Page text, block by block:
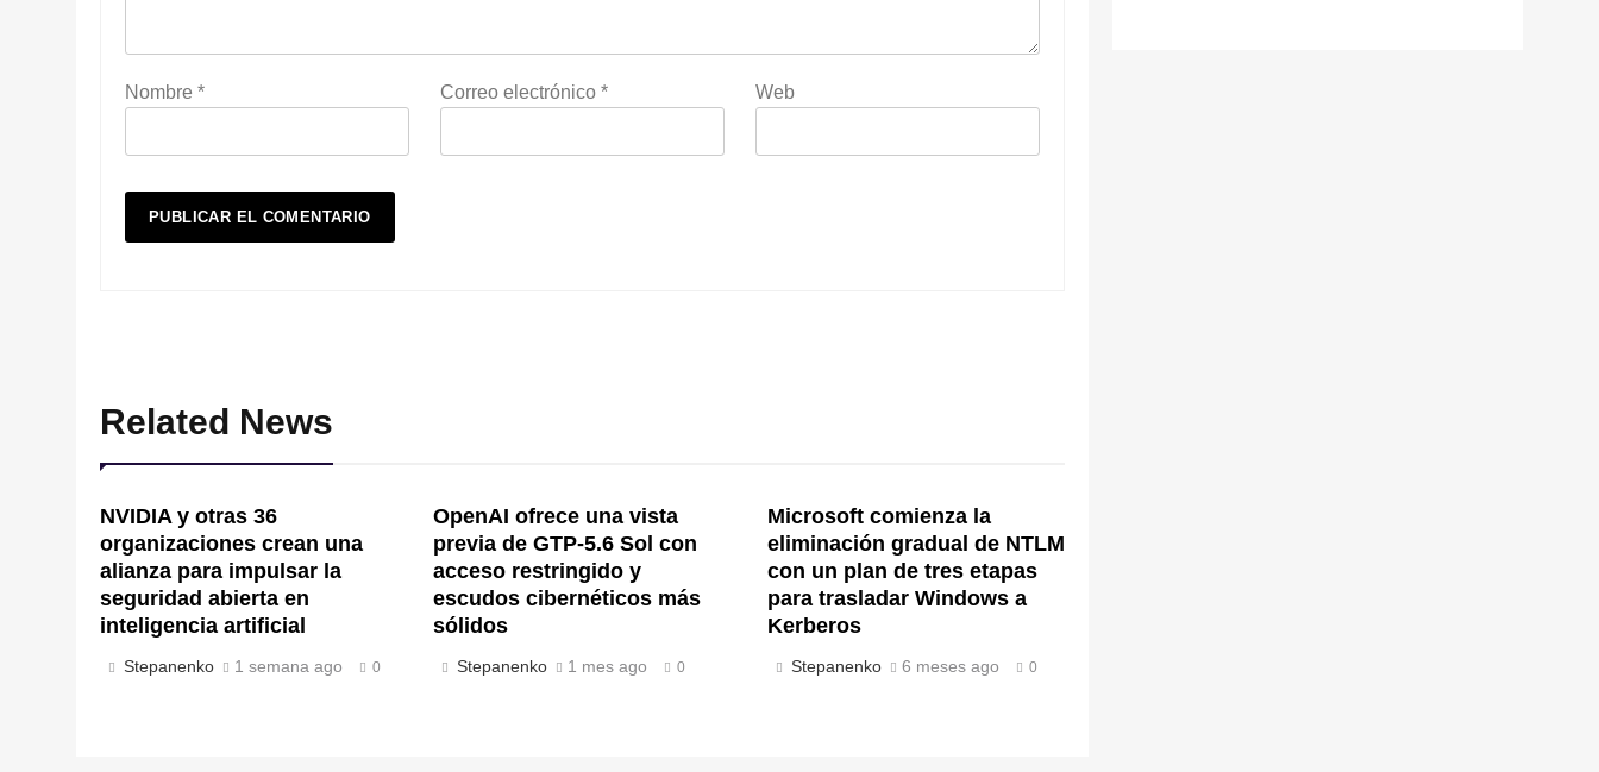
Nombre * Correo electrónico* Web
Related News
NVIDIA y otras 36
organizaciones crean una
alianza para impulsar la
seguridad abierta en
inteligencia artificial
Stepanenko 1 semana ago 0
OpenAI ofrece una vista
previa de GTP-5.6 Sol con
acceso restringido y
escudos cibernéticos más
sólidos
Stepanenko 1 mes ago 0
Microsoft comienza la
eliminación gradual de NTLM
con un plan de tres etapas
para trasladar Windows a
Kerberos
Stepanenko 6 meses ago 0